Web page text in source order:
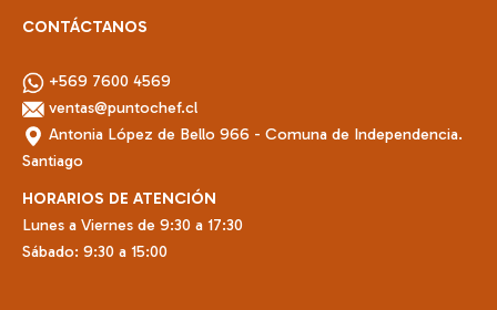
CONTÁCTANOS
+569 7600 4569
ventas@puntochef.cl
Antonia López de Bello 966 - Comuna de Independencia.
Santiago
HORARIOS DE ATENCIÓN
Lunes a Viernes de 9:30 a 17:30
Sábado: 9:30 a 15:00